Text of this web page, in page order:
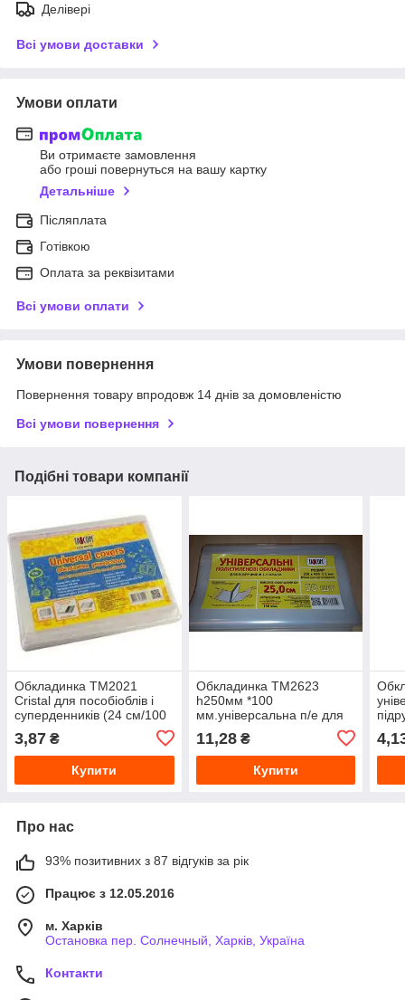
Делівері
Всі умови доставки
Умови оплати
Ви отримаєте замовлення
або гроші повернуться на вашу картку
Детальніше
Післяплата
Готівкою
Оплата за реквізитами
Всі умови оплати
Умови повернення
Повернення товару впродовж 14 днів за домовленістю
Всі умови повернення
Подібні товари компанії
Обкладинка ТМ2021
Cristal для пособіоблів і
суперденників (24 см/100
3,87 ₴
Купити
Обкладинка ТМ2623
h250мм *100
мм.універсальна п/е для
підручників 1-11 кл 150МК
регулювання. клейова
11,28₴
Купити
Про нас
93% позитивних з 87 відгуків за рік
Працює з 12.05.2016
м. Харків
Остановка пер. Солнечный, Харків, Україна
Контакти